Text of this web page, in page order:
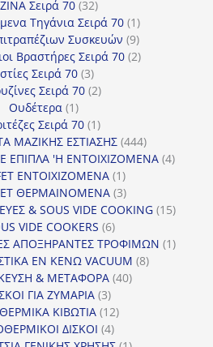
Σειρά 70 3232
προϊόντα
Τηγάνια Σειρά 70 11
προϊόν
Συσκευών 99
προϊόντα
Βραστήρες Σειρά 70 22
Σειρά 70 33
προϊόντα
Σειρά 70 22
Ουδέτερα 11
προϊόν
Σειρά 70 11
προϊόν
ΜΑΖΙΚΗΣ ΕΣΤΙΑΣΗΣ 444444
προϊόντα
ΕΠΙΠΛΑ 'Η ΕΝΤΟΙΧΙΖΟΜΕΝΑ 44
ΕΝΤΟΙΧΙΖΟΜΕΝΑ 11
προϊόν
ΘΕΡΜΑΙΝΟΜΕΝΑ 33
προϊόντα
& SOUS VIDE COOKING 1515
VIDE COOKERS 66
προϊόντα
ΑΠΟΞΗΡΑΝΤΕΣ ΤΡΟΦΙΜΩΝ 11
ΕΝ ΚΕΝΩ VACUUM 88
& ΜΕΤΑΦΟΡΑ 4040
ΓΙΑ ΖΥΜΑΡΙΑ 33
προϊόντα
ΚΙΒΩΤΙΑ 1212
ΔΙΣΚΟΙ 44